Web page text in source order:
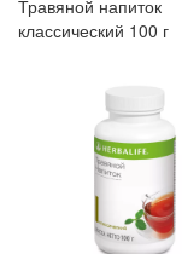
Травяной напиток
классический 100 г